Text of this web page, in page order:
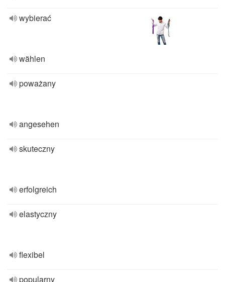
wybierać
wählen
poważany
angesehen
skuteczny
erfolgreich
elastyczny
flexibel
popularny